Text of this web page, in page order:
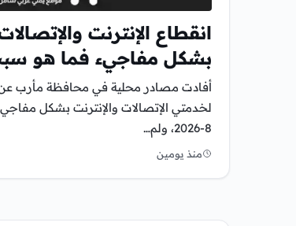
انقطاع الإنترنت
بشكل مفاجيء فما هو
أفادت مصادر محلية في محافظة مأرب
8-2026، ولم…
منذ يومين